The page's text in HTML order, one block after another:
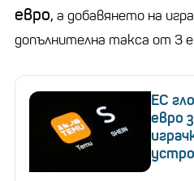
евро, а добавянето на
допълнителна такса от 3
ЕС
евро